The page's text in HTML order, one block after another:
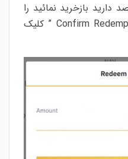
بازخرید نمائید را
وارد کنید. سپس روی ” Confirm Redemption ” کلیک